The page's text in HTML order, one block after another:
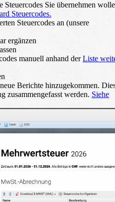
Steuercodes Sie übernehmen
Steuercodes.
Steuercodes an (unsere
ergänzen
manuell anhand derListe
Berichte hinzugekommen.
zusammengefasst werden. Siehe